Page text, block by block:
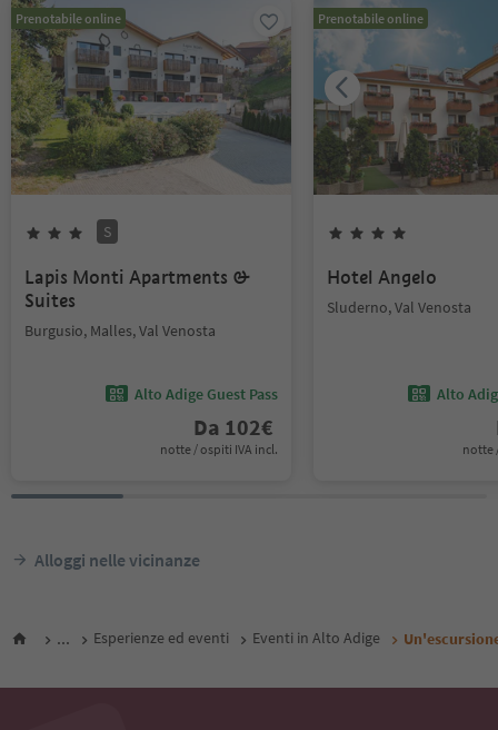
Prenotabile online
S
Lapis Monti Apartments &
Suites
Burgusio, Malles, Val Venosta
Alto Adige Guest Pass
Da 102€
notte / ospiti IVA incl.
Prenotabile online
Hotel Angelo
Sluderno, Val Venosta
Alto
notte
Alloggi nelle vicinanze
... Esperienze ed eventi Eventi in Alto Adige